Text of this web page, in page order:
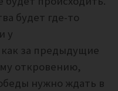
будет где-то
у
за предыдущие
откровению,
нужно ждать в